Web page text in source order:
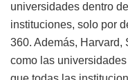
universidades dentro
instituciones, solo por
360. Además, Harvard,
como las